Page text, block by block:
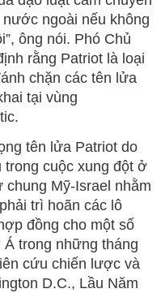
ngoài nếu không
ông nói. Phó Chủ
rằng Patriot là loại
chặn các tên lửa
tại vùng
tên lửa Patriot do
cuộc xung đột ở
chung Mỹ-Israel nhằm
trì hoãn các lô
đồng cho một số
trong những tháng
cứu chiến lược và
D.C., Lầu Năm